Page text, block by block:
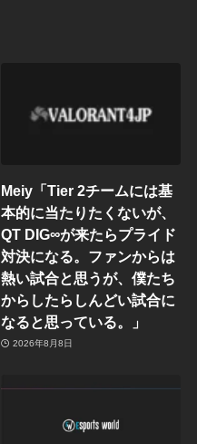
Meiy「Tier 2チームには基
本的に当たりたくないが、
QT DIG∞が来たらプライド
対決になる。ファンからは
熱い試合と思うが、僕たち
からしたらしんどい試合に
なると思っている。」
2026年8月8日